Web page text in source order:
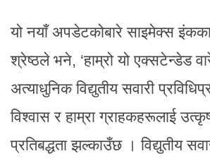
यो नयाँ अपडेटकोबारे साइमेक्स
श्रेष्ठले भने, ‘हाम्रो यो एक्सटेन्डेड
अत्याधुनिक विद्युतीय सवारी
विश्वास र हाम्रा ग्राहकहरूलाई
प्रतिबद्धता झल्काउँछ । विद्युतीय